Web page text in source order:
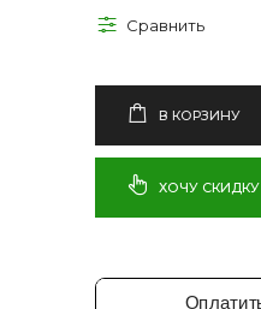
В КОРЗИНУ
ХОЧУ СКИДКУ